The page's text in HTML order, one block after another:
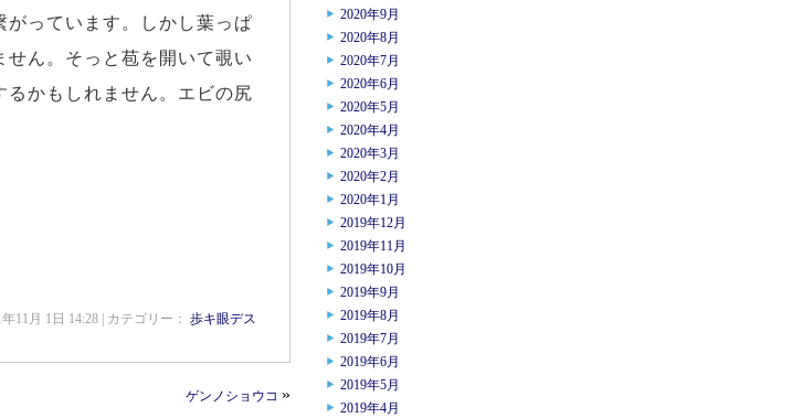
がっています。しかし葉っぱ
ん。そっと苞を開いて覗い
かもしれません。エビの尻
年11月 1日 14:28 | カテゴリー： 歩キ眼デス
ゲンノショウコ »
2020年9月
2020年8月
2020年7月
2020年6月
2020年5月
2020年4月
2020年3月
2020年2月
2020年1月
2019年12月
2019年11月
2019年10月
2019年9月
2019年8月
2019年7月
2019年6月
2019年5月
2019年4月